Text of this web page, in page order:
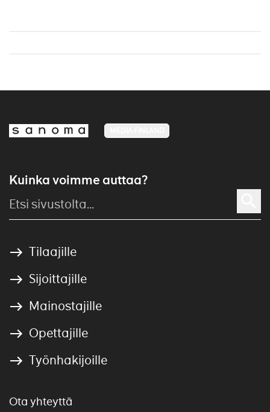
Kuinka voimme auttaa?
Tilaajille
Sijoittajille
Mainostajille
Opettajille
Työnhakijoille
Ota yhteyttä